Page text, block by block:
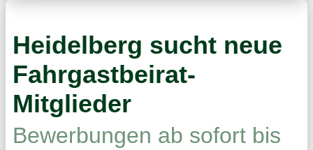
Heidelberg sucht neue
Fahrgastbeirat-
Mitglieder
Bewerbungen ab sofort bis